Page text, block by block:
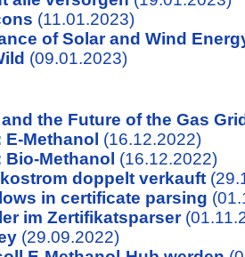
(11.01.2023)
of Solar and Wind
(09.01.2023)
the Future of the Gas Grid
Methanol (16.12.2022)
Methanol (16.12.2022)
doppelt verkauft
in certificate parsing
im Zertifikatsparser
(29.09.2022)